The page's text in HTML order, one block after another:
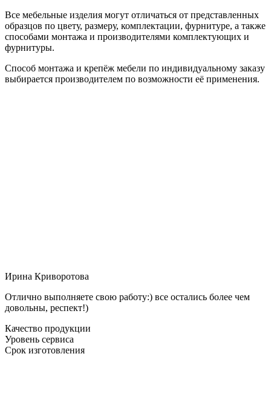
Все мебельные изделия могут отличаться от представленных
образцов по цвету, размеру, комплектации, фурнитуре, а также
способами монтажа и производителями комплектующих и
фурнитуры.
Способ монтажа и крепёж мебели по индивидуальному заказу
выбирается производителем по возможности её применения.
Ирина Криворотова
Отлично выполняете свою работу:) все остались более чем
довольны, респект!)
Качество продукции
Уровень сервиса
Срок изготовления